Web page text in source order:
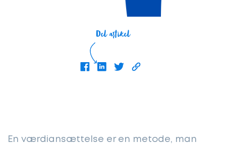
Del artikel
En værdiansættelse er en metode, man